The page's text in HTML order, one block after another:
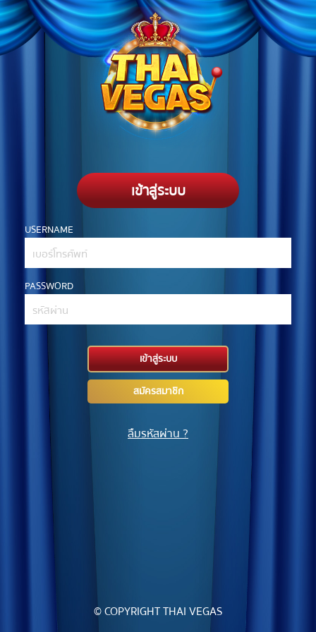
เข้าสู่ระบบ
USERNAME
PASSWORD
เข้าสู่ระบบ
สมัครสมาชิก
ลืมรหัสผ่าน ?
© COPYRIGHT THAI VEGAS